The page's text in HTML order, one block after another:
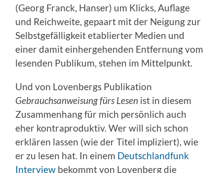
(Georg Franck, Hanser) um Klicks, Auflage
und Reichweite, gepaart mit der Neigung zur
Selbstgefälligkeit etablierter Medien und
einer damit einhergehenden Entfernung vom
lesenden Publikum, stehen im Mittelpunkt.
Und von Lovenbergs Publikation
Gebrauchsanweisung fürs Lesen ist in diesem
Zusammenhang für mich persönlich auch
eher kontraproduktiv. Wer will sich schon
erklären lassen (wie der Titel impliziert), wie
er zu lesen hat. In einem Deutschlandfunk
Interview bekommt von Lovenberg die